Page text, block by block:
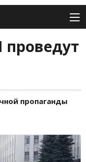
пропаганды